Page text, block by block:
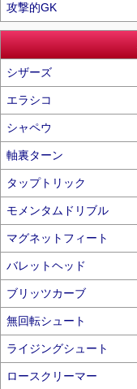
攻撃的GK
シザーズ
エラシコ
シャペウ
軸裏ターン
タップトリック
モメンタムドリブル
マグネットフィート
バレットヘッド
ブリッツカーブ
無回転シュート
ライジングシュート
ロースクリーマー